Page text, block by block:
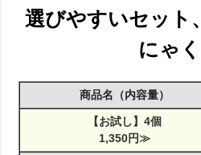
選びやすいセット
にゃ
商品名（内容量）
【お試し】4個
1,350円≫